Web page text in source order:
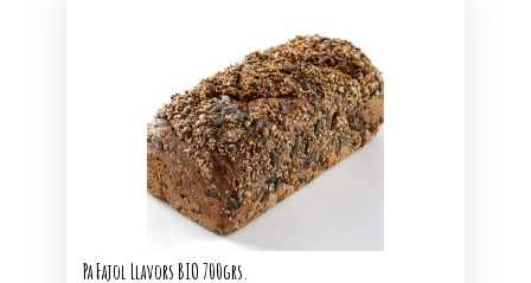
Pa Fajol Llavors BIO 700grs.